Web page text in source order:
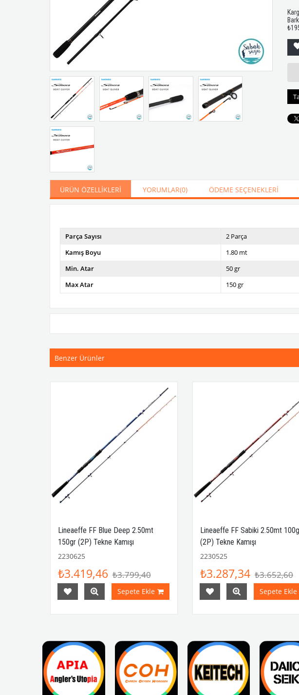
ÜRÜN ÖZELLIKLERI YORUMLAR(0) ÖDEME SEÇENEKLERI
Parça Sayısı
2 Parça
Kamış Boyu
1.80 mt
Min. Atar
50 gr
Max Atar
150 gr
Benzer Ürünler
Lineaeffe FF Blue Deep 2.50mt
150gr (2P) Tekne Kamışı
2230625
₺3.419,46 ₺3.799,40
Sepete Ekle
Lineaeffe FF Sabiki 2.50mt
(2P) Tekne Kamışı
2230525
₺3.287,34 ₺3.652,60
Sepete Ekle